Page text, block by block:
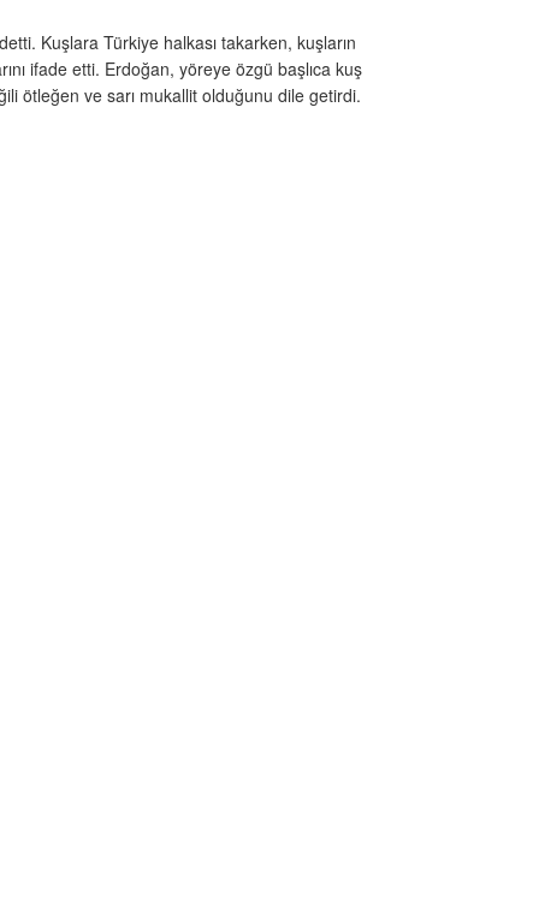
Kuşlara Türkiye halkası takarken, kuşların
ifade etti. Erdoğan, yöreye özgü başlıca kuş
ötleğen ve sarı mukallit olduğunu dile getirdi.